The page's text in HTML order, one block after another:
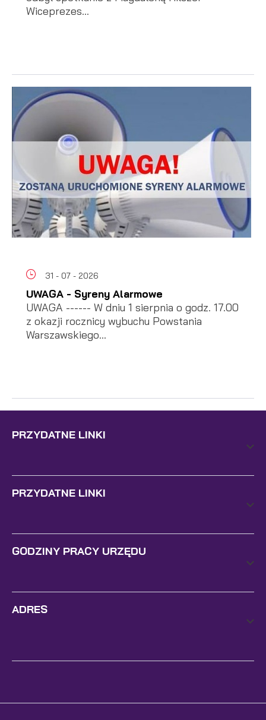
Wiceprezes...
31 - 07 - 2026
UWAGA - Syreny Alarmowe
UWAGA ------ W dniu 1 sierpnia o godz. 17.00
z okazji rocznicy wybuchu Powstania
Warszawskiego...
PRZYDATNE LINKI
PRZYDATNE LINKI
GODZINY PRACY URZĘDU
ADRES